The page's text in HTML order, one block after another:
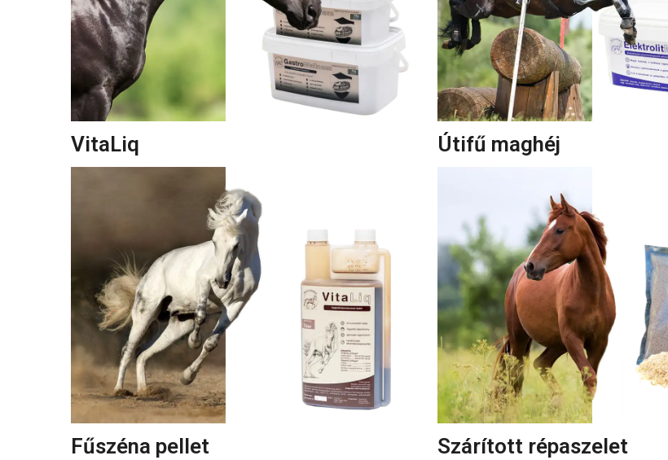
VitaLiq Útifű maghéj
Fűszéna pellet Szárított répaszelet